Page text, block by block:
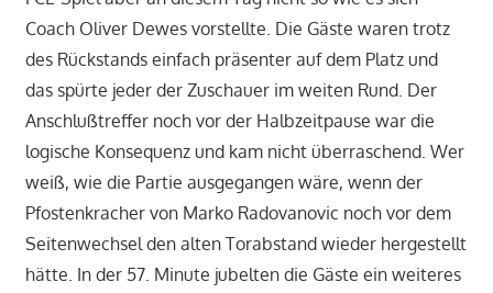
Coach Oliver Dewes vorstellte. Die Gäste waren trotz
des Rückstands einfach präsenter auf dem Platz und
das spürte jeder der Zuschauer im weiten Rund. Der
Anschlußtreffer noch vor der Halbzeitpause war die
logische Konsequenz und kam nicht überraschend. Wer
weiß, wie die Partie ausgegangen wäre, wenn der
Pfostenkracher von Marko Radovanovic noch vor dem
Seitenwechsel den alten Torabstand wieder hergestellt
hätte. In der 57. Minute jubelten die Gäste ein weiteres